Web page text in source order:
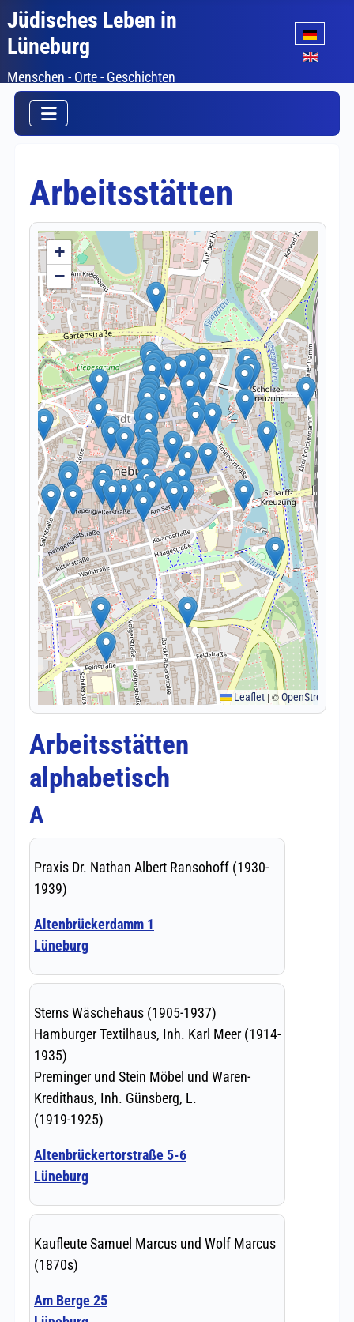
Jüdisches Leben in
Lüneburg
Menschen - Orte - Geschichten
Sprache